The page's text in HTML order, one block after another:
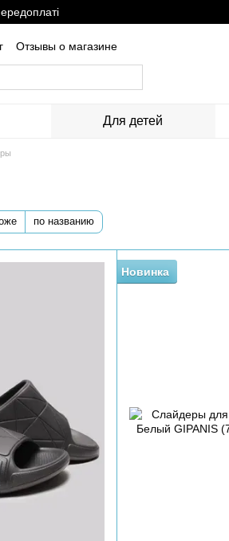
Отзывы о магазине
Для детей
по названию
Новинка